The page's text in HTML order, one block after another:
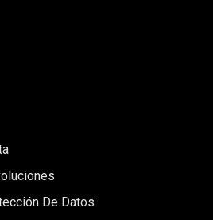
De Datos